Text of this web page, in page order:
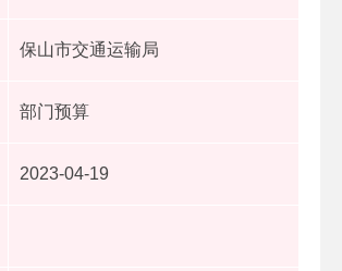
保山市交通运输局
部门预算
2023-04-19